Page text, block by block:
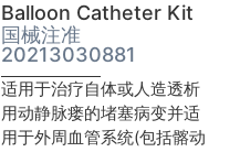
Balloon Catheter Kit
国械注准
20213030881
适用于治疗自体或人造透析
用动静脉瘘的堵塞病变并适
用于外周血管系统(包括髂动